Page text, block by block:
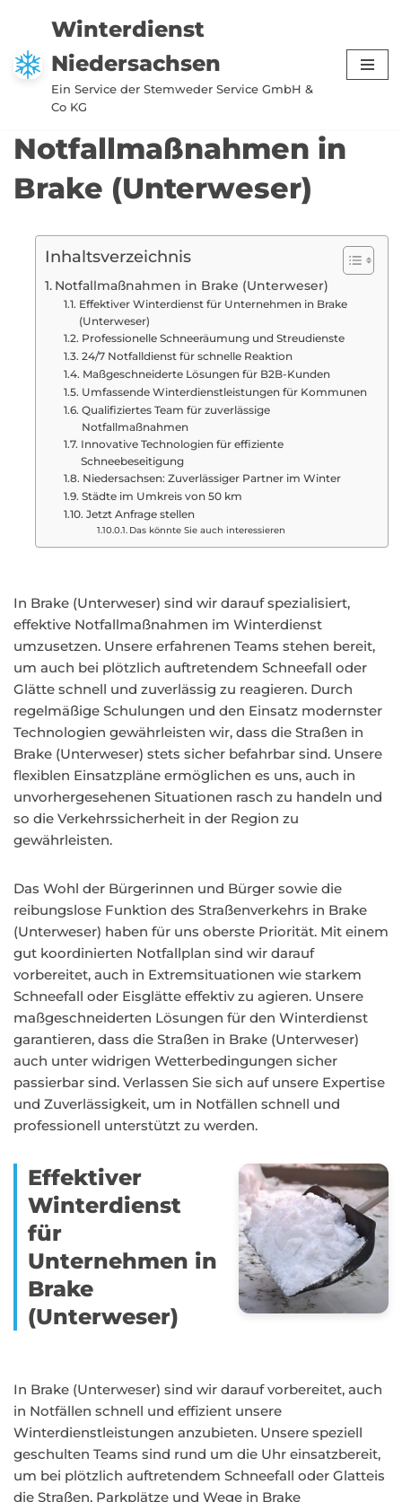
Zum
Inhalt
springen
Winterdienst
Niedersachsen
Ein Service der Stemweder Service GmbH &
Co KG
Notfallmaßnahmen in
Brake (Unterweser)
Inhaltsverzeichnis
Notfallmaßnahmen in Brake (Unterweser)
Effektiver Winterdienst für Unternehmen in Brake
(Unterweser)
Professionelle Schneeräumung und Streudienste
24/7 Notfalldienst für schnelle Reaktion
Maßgeschneiderte Lösungen für B2B-Kunden
Umfassende Winterdienstleistungen für Kommunen
Qualifiziertes Team für zuverlässige
Notfallmaßnahmen
Innovative Technologien für effiziente
Schneebeseitigung
Niedersachsen: Zuverlässiger Partner im Winter
Städte im Umkreis von 50 km
Jetzt Anfrage stellen
Das könnte Sie auch interessieren
In Brake (Unterweser) sind wir darauf spezialisiert,
effektive Notfallmaßnahmen im Winterdienst
umzusetzen. Unsere erfahrenen Teams stehen bereit,
um auch bei plötzlich auftretendem Schneefall oder
Glätte schnell und zuverlässig zu reagieren. Durch
regelmäßige Schulungen und den Einsatz modernster
Technologien gewährleisten wir, dass die Straßen in
Brake (Unterweser) stets sicher befahrbar sind. Unsere
flexiblen Einsatzpläne ermöglichen es uns, auch in
unvorhergesehenen Situationen rasch zu handeln und
so die Verkehrssicherheit in der Region zu
gewährleisten.
Das Wohl der Bürgerinnen und Bürger sowie die
reibungslose Funktion des Straßenverkehrs in Brake
(Unterweser) haben für uns oberste Priorität. Mit einem
gut koordinierten Notfallplan sind wir darauf
vorbereitet, auch in Extremsituationen wie starkem
Schneefall oder Eisglätte effektiv zu agieren. Unsere
maßgeschneiderten Lösungen für den Winterdienst
garantieren, dass die Straßen in Brake (Unterweser)
auch unter widrigen Wetterbedingungen sicher
passierbar sind. Verlassen Sie sich auf unsere Expertise
und Zuverlässigkeit, um in Notfällen schnell und
professionell unterstützt zu werden.
Effektiver
Winterdienst
für
Unternehmen in
Brake
(Unterweser)
In Brake (Unterweser) sind wir darauf vorbereitet, auch
in Notfällen schnell und effizient unsere
Winterdienstleistungen anzubieten. Unsere speziell
geschulten Teams sind rund um die Uhr einsatzbereit,
um bei plötzlich auftretendem Schneefall oder Glatteis
die Straßen, Parkplätze und Wege in Brake